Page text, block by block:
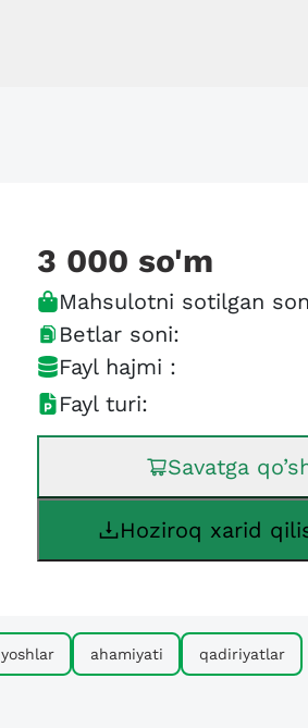
3 000 so'm
Mahsulotni sotilgan
Betlar soni:
Fayl hajmi :
Fayl turi:
Savatga
Hoziroq xarid
yoshlar ahamiyati qadiriyatlar